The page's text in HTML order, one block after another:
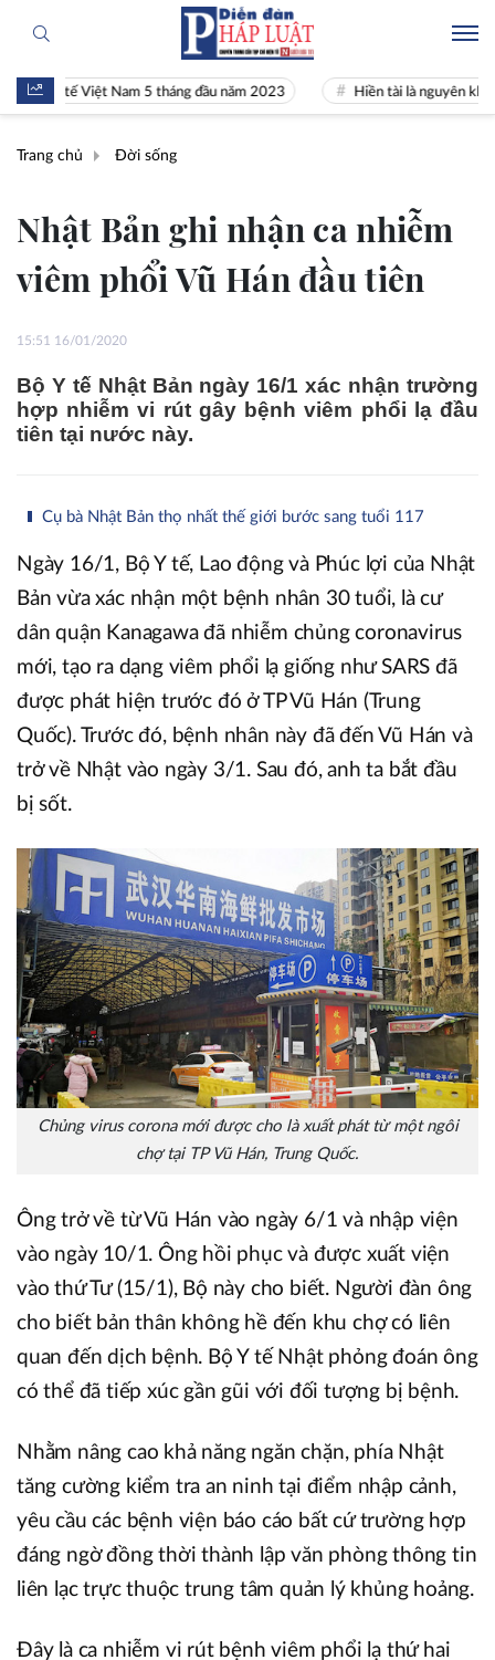
tế Việt Nam 5 tháng đầu năm 2023 Hiền tài là nguyên khí Quốc
Trang chủ Đời sống
Nhật Bản ghi nhận ca nhiễm
viêm phổi Vũ Hán đầu tiên
15:51 16/01/2020
Bộ Y tế Nhật Bản ngày 16/1 xác nhận trường
hợp nhiễm vi rút gây bệnh viêm phổi lạ đầu
tiên tại nước này.
Cụ bà Nhật Bản thọ nhất thế giới bước sang tuổi 117
Ngày 16/1, Bộ Y tế, Lao động và Phúc lợi của Nhật
Bản vừa xác nhận một bệnh nhân 30 tuổi, là cư
dân quận Kanagawa đã nhiễm chủng coronavirus
mới, tạo ra dạng viêm phổi lạ giống như SARS đã
được phát hiện trước đó ở TP Vũ Hán (Trung
Quốc). Trước đó, bệnh nhân này đã đến Vũ Hán và
trở về Nhật vào ngày 3/1. Sau đó, anh ta bắt đầu
bị sốt.
Chủng virus corona mới được cho là xuất phát từ một ngôi
chợ tại TP Vũ Hán, Trung Quốc.
Ông trở về từ Vũ Hán vào ngày 6/1 và nhập viện
vào ngày 10/1. Ông hồi phục và được xuất viện
vào thứ Tư (15/1), Bộ này cho biết. Người đàn ông
cho biết bản thân không hề đến khu chợ có liên
quan đến dịch bệnh. Bộ Y tế Nhật phỏng đoán ông
có thể đã tiếp xúc gần gũi với đối tượng bị bệnh.
Nhằm nâng cao khả năng ngăn chặn, phía Nhật
tăng cường kiểm tra an ninh tại điểm nhập cảnh,
yêu cầu các bệnh viện báo cáo bất cứ trường hợp
đáng ngờ đồng thời thành lập văn phòng thông tin
liên lạc trực thuộc trung tâm quản lý khủng hoảng.
Đây là ca nhiễm vi rút bệnh viêm phổi lạ thứ hai